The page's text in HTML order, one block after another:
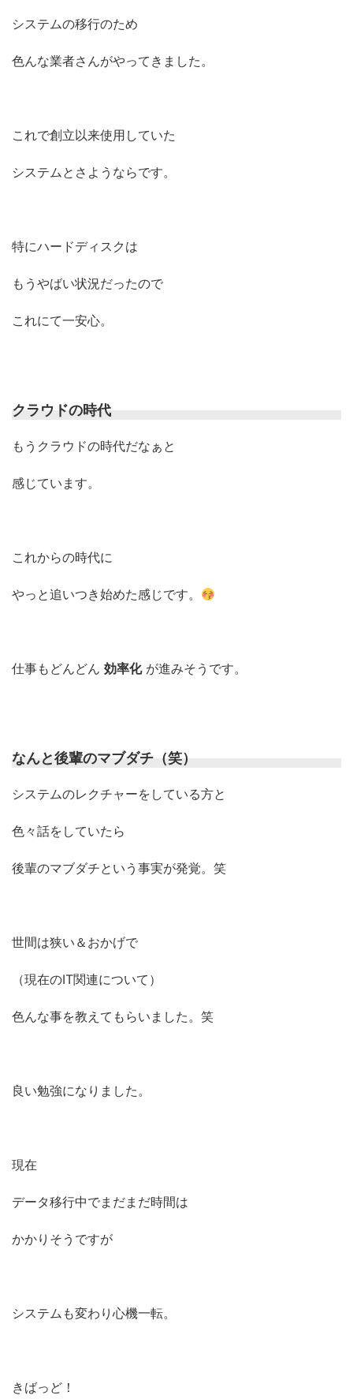
システムの移行のため
色んな業者さんがやってきました。
これで創立以来使用していた
システムとさようならです。
特にハードディスクは
もうやばい状況だったので
これにて一安心。
クラウドの時代
もうクラウドの時代だなぁと
感じています。
これからの時代に
やっと追いつき始めた感じです。
仕事もどんどん 効率化 が進みそうです。
なんと後輩のマブダチ（笑）
システムのレクチャーをしている方と
色々話をしていたら
後輩のマブダチという事実が発覚。笑
世間は狭い＆おかげで
（現在のIT関連について）
色んな事を教えてもらいました。笑
良い勉強になりました。
現在
データ移行中でまだまだ時間は
かかりそうですが
システムも変わり心機一転。
きばっど！